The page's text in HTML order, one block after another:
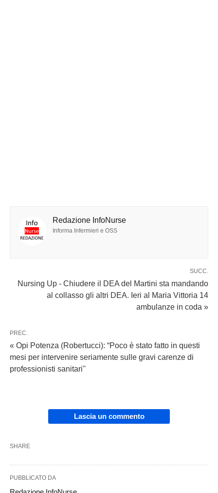
Redazione InfoNurse
Informa Infermieri e OSS
SUCC.
Nursing Up - Chiudere il DEA del Martini sta mandando
al collasso gli altri DEA. Ieri al Maria Vittoria 14
ambulanze in coda »
PREC.
« Opi Potenza (Robertucci): “Poco è stato fatto in questi
mesi per intervenire seriamente sulle gravi carenze di
professionisti sanitari''
Lascia un commento
SHARE
PUBBLICATO DA